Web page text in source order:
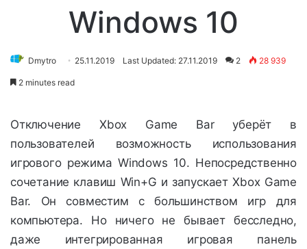
Windows 10
Dmytro 25.11.2019 Last Updated: 27.11.2019 2 28 939
2 minutes read
Отключение Xbox Game Bar уберёт в
пользователей возможность использования
игрового режима Windows 10. Непосредственно
сочетание клавиш Win+G и запускает Xbox Game
Bar. Он совместим с большинством игр для
компьютера. Но ничего не бывает бесследно,
даже интегрированная игровая панель